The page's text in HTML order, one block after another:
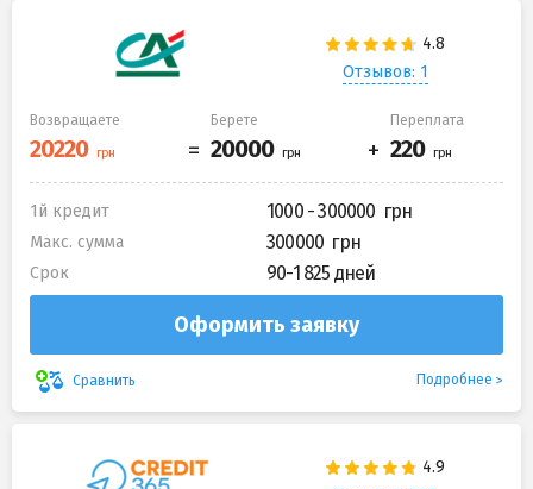
Отзывов: 1
Возвращаете Берете Переплата
1й кредит 1000 - 300000
Макс. сумма 300000
Срок 90-1 825 дней
Оформить заявку
Сравнить Подробнее